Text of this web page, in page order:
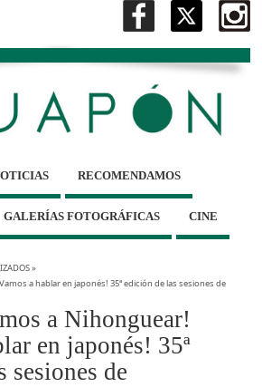
RECOMENDAMOS
GALERÍAS FOTOGRÁFICAS CINE
»
a hablar en japonés! 35ª edición de las sesiones de
a Nihonguear!
en japonés! 35ª
sesiones de